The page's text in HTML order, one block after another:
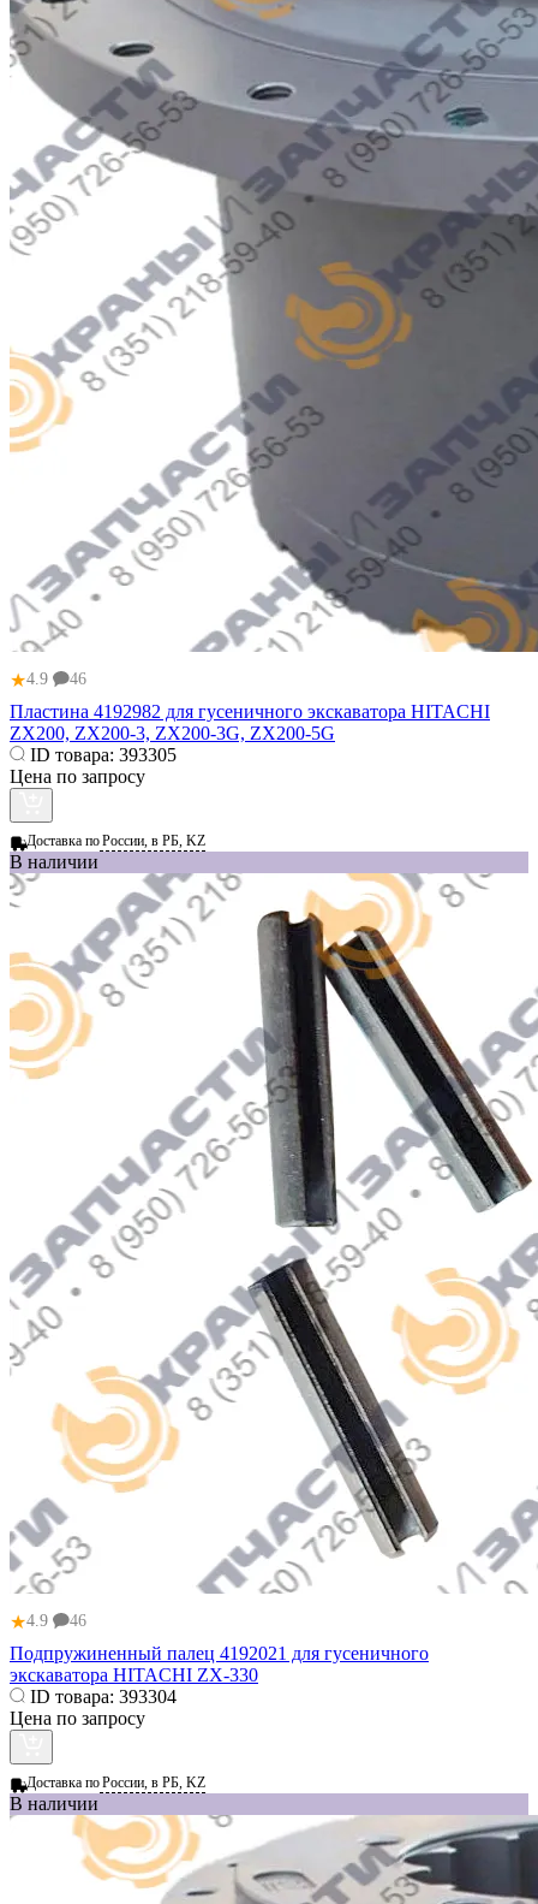
★4.9 46
Пластина 4192982 для гусеничного экскаватора HITACHI
ZX200, ZX200-3, ZX200-3G, ZX200-5G
ID товара: 393305
Цена по запросу
Доставка поРоссии, в РБ, KZ
В наличии
★4.9 46
Подпружиненный палец 4192021 для гусеничного
экскаватора HITACHI ZX-330
ID товара: 393304
Цена по запросу
Доставка поРоссии, в РБ, KZ
В наличии